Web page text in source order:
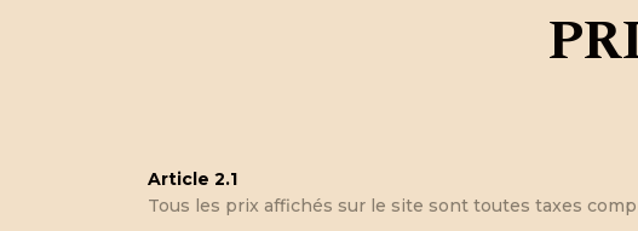
Article 2.1
Tous les prix affichés sur le site sont toutes taxes